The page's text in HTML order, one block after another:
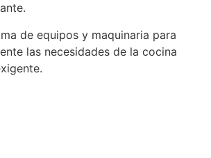
de equipos y maquinaria para
las necesidades de la cocina